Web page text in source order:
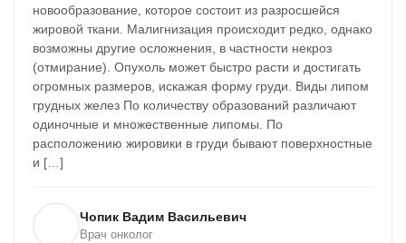
новообразование, которое состоит из разросшейся
жировой ткани. Малигнизация происходит редко, однако
возможны другие осложнения, в частности некроз
(отмирание). Опухоль может быстро расти и достигать
огромных размеров, искажая форму груди. Виды липом
грудных желез По количеству образований различают
одиночные и множественные липомы. По
расположению жировики в груди бывают поверхностные
и […]
Чопик Вадим Васильевич
Врач онколог